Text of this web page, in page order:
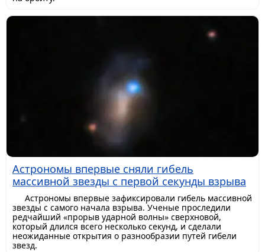
Астрономы впервые сняли гибель
массивной звезды с первой секунды взрыва
Астрономы впервые зафиксировали гибель массивной
звезды с самого начала взрыва. Ученые проследили
редчайший «прорыв ударной волны» сверхновой,
который длился всего несколько секунд, и сделали
неожиданные открытия о разнообразии путей гибели
звезд.